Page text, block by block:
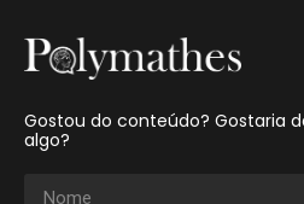
Gostou do conteúdo? Gostaria
algo?